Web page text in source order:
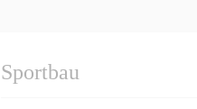
Sportbau